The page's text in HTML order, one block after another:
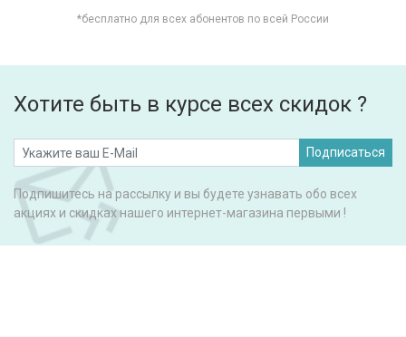
*бесплатно для всех абонентов по всей России
Хотите быть в курсе всех скидок ?
Подписаться
Подпишитесь на рассылку и вы будете узнавать обо всех
акциях и скидках нашего интернет-магазина первыми !